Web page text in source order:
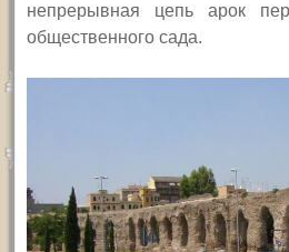
непрерывная цепь арок
общественного сада.